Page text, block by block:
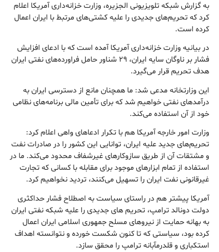
به گزارش شبکه تلویزیونی الجزیره، وزارت خزانه‌داری آمریکا اعلام
کرد که تحریم‌های جدیدی را علیه کشتی‌های مرتبط با ایران اعمال
کرده‌ است.
در بیانیه وزارت خزانه‌داری آمریکا آمده است که با ادعای افزایش
فشار بر ناوگان سایه ایران، ۲۹ شناور حامل فراورده‌های نفتی ایران
هدف تحریم‌ قرار می‌گیرد.
این وزارتخانه مدعی شد: ما همچنان مانع از دسترسی ایران به
درآمدهای نفتی خواهیم شد که برای تأمین مالی برنامه‌های نظامی
خود از آن استفاده می‌کند.
وزارت امور خارجه آمریکا هم با تکرار ادعاهای واهی اعلام کرد:
تحریم‌های جدید علیه ایران، توانایی این کشور را در صادرات نفت
و مشتقات آن از طریق سازوکارهای غیرشفاف محدود می‌کند. ما در
استفاده از تمام ابزارهای موجود برای مقابله با کسانی که تجارت
غیرقانونی نفت ایران را تسهیل می‌کنند، تردید نخواهیم کرد.
آمریکا پیشتر هم در راستای سیاست به اصطلاح فشار حداکثری
دولت دونالد ترامپ، تحریم های جدیدی را علیه شبکه نفتی ایران
به بهانه حمایت از نیروهای مسلح جمهوری اسلامی ایران اعمال
کرده بود، سیاستی که تا کنون شکست خورده و نتوانسته اهداف
استکباری و قلدرمآبانه ترامپ را محقق سازد.